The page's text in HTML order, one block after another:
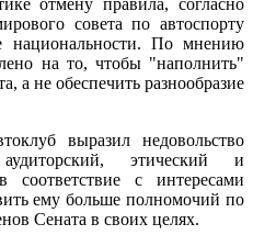
отмену правила, согласно
совета по автоспорту
национальности. По мнению
на то, чтобы "наполнить"
а не обеспечить разнообразие
выразил недовольство
этический и
с интересами
ему больше полномочий по
Сената в своих целях.